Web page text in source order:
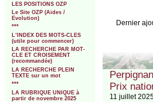
LES POSITIONS OZP
Le Site OZP (Aides /
Evolution)
***
L’INDEX DES MOTS-CLES
(utile pour commencer)
LA RECHERCHE PAR MOT-
CLE ET CROISEMENT
(recommandée)
LA RECHERCHE PLEIN
TEXTE sur un mot
***
LA RUBRIQUE UNIQUE à
partir de novembre 2025
Dernier
Prix
11 juillet